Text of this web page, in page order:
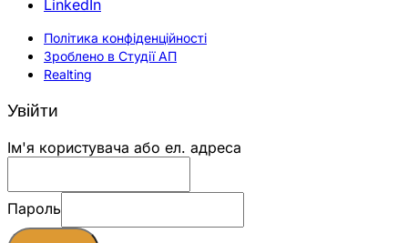
LinkedIn
Політика конфіденційності
Зроблено в Студії АП
Realting
Увійти
Ім'я користувача або ел. адреса
Пароль